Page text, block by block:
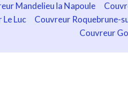
Mandelieu la Napoule
Luc Couvreur Roquebrune-
Couvreur